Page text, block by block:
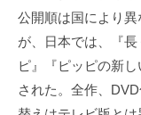
公開順は国により
が、日本では、『
ピ』『ピッピの新
された。全作、